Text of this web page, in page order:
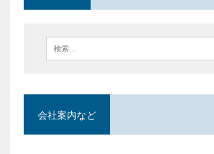
会社案内など